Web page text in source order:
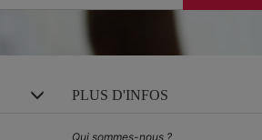
PLUS D'INFOS
Qui sommes-nous ?